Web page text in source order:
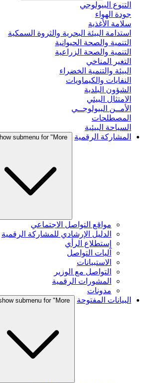
التنوع البيولوجي
جودة الهواء
سلامة الأغذية
استدامة البيئة البحرية والثروة السمكية
التنمية والصحة الحيوانية
التنمية والصحة الزراعية
التغير المناخي
البيئة والتنمية الخضراء
النفايات والكيماويات
الشؤون البلدية
الامتثال البيئي
الأمــن البيولوجــي
المصطلحات
السياحة البيئية
المشاركة الرقمية
submenu for "More"
مواقع التواصل الاجتماعي
الدليل الإرشادي للمشاركة الرقمية
إستطلاع الرأي
آليات التواصل
الاستبيانات
التواصل مع الوزير
المشورات الرقمية
مدونات
البيانات المفتوحة
submenu for "More"